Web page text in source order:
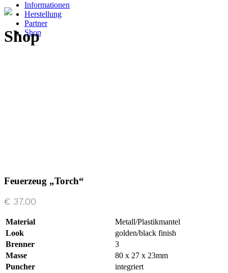
Informationen
Herstellung
Partner
Shop
Shop
Feuerzeug „Torch“
€ 37.00
Material
Metall/Plastikmantel
Look
golden/black finish
Brenner
3
Masse
80 x 27 x 23mm
Puncher
integriert